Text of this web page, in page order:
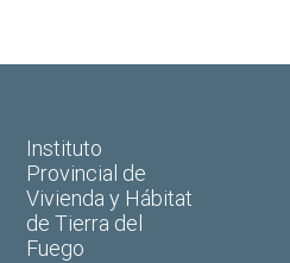
Instituto
Provincial de
Vivienda y Hábitat
de Tierra del
Fuego